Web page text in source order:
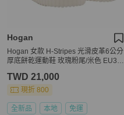
Hogan
Hogan 女款 H-Stripes 光滑皮革6公分
厚底餅乾運動鞋 玫瑰粉尾/米色 EU37/
TWD 21,000
現折 800
全新品 本地 免運